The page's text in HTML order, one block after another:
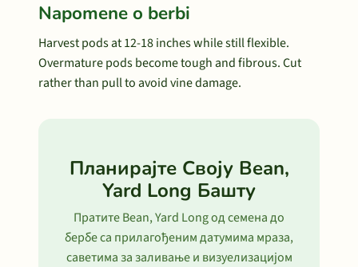
Napomene o berbi
Harvest pods at 12-18 inches while still flexible.
Overmature pods become tough and fibrous. Cut
rather than pull to avoid vine damage.
Планирајте Своју Bean,
Yard Long Башту
Пратите Bean, Yard Long од семена до
бербе са прилагођеним датумима мраза,
саветима за заливање и визуелизацијом